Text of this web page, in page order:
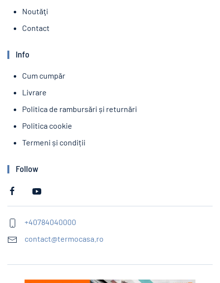
Noutăţi
Contact
Info
Cum cumpăr
Livrare
Politica de rambursări și returnări
Politica cookie
Termeni și condiții
Follow
+40784040000
contact@termocasa.ro